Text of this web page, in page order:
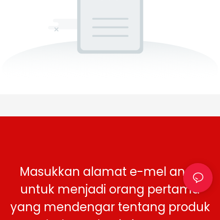
Masukkan alamat e-mel anda
untuk menjadi orang pertama
yang mendengar tentang produk